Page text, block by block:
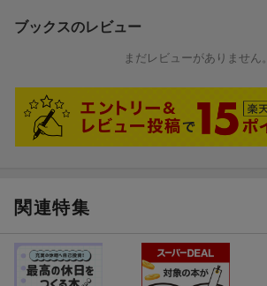
ブックスのレビュー
まだレビューがありません。
関連特集